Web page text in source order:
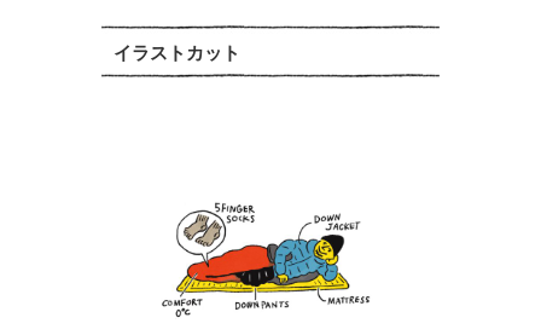
イラストカット